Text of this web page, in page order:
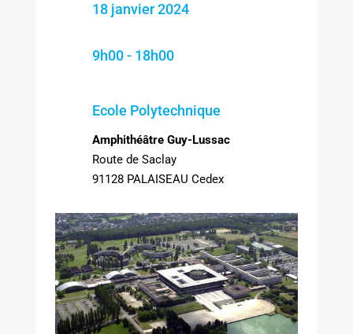
18 janvier 2024
9h00 - 18h00
Ecole Polytechnique
Amphithéâtre Guy-Lussac
Route de Saclay
91128 PALAISEAU Cedex